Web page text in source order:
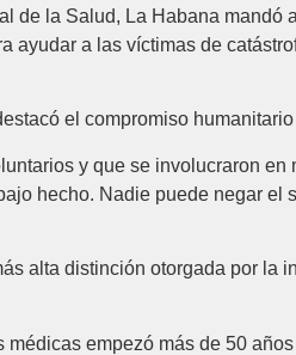
de la Salud, La Habana mandó
a las víctimas de
el compromiso
y que se involucraron
hecho. Nadie puede negar
alta distinción otorgada por la
empezó más de 50